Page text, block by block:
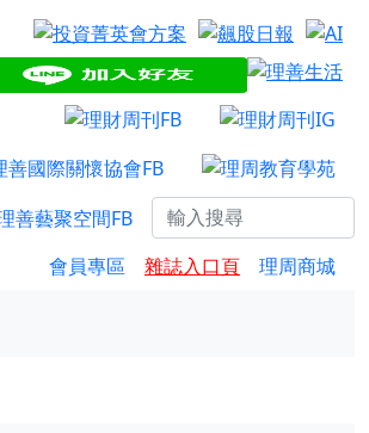
會員專區 雜誌入口頁 理周商城